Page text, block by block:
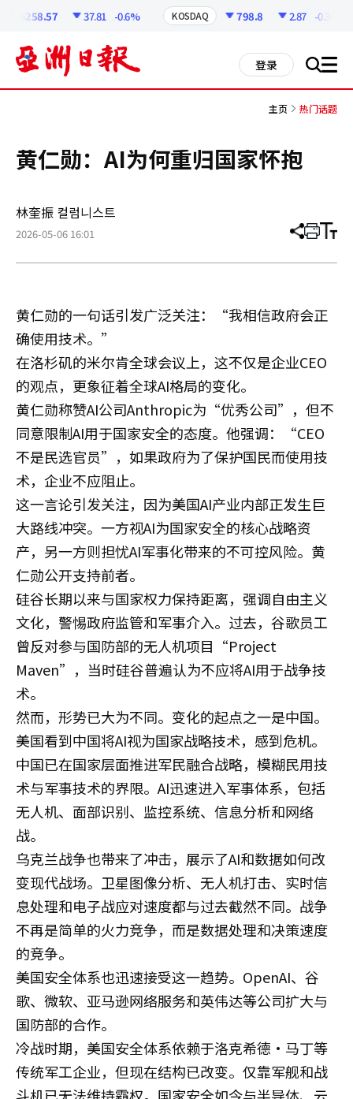
6258.57 37.81 -0.6% KOSDAQ 798.8 2.87 -0.36%
登录 搜 all
主页 热门话题
黄仁勋：AI为何重归国家怀抱
林奎振 컬럼니스트
2026-05-06 16:01 分
章
打 调
小
黄仁勋的一句话引发广泛关注：“我相信政府会正
确使用技术。”
在洛杉矶的米尔肯全球会议上，这不仅是企业CEO
的观点，更象征着全球AI格局的变化。
黄仁勋称赞AI公司Anthropic为“优秀公司”，但不
同意限制AI用于国家安全的态度。他强调：“CEO
不是民选官员”，如果政府为了保护国民而使用技
术，企业不应阻止。
这一言论引发关注，因为美国AI产业内部正发生巨
大路线冲突。一方视AI为国家安全的核心战略资
产，另一方则担忧AI军事化带来的不可控风险。黄
仁勋公开支持前者。
硅谷长期以来与国家权力保持距离，强调自由主义
文化，警惕政府监管和军事介入。过去，谷歌员工
曾反对参与国防部的无人机项目“Project
Maven”，当时硅谷普遍认为不应将AI用于战争技
术。
然而，形势已大为不同。变化的起点之一是中国。
美国看到中国将AI视为国家战略技术，感到危机。
中国已在国家层面推进军民融合战略，模糊民用技
术与军事技术的界限。AI迅速进入军事体系，包括
无人机、面部识别、监控系统、信息分析和网络
战。
乌克兰战争也带来了冲击，展示了AI和数据如何改
变现代战场。卫星图像分析、无人机打击、实时信
息处理和电子战应对速度都与过去截然不同。战争
不再是简单的火力竞争，而是数据处理和决策速度
的竞争。
美国安全体系也迅速接受这一趋势。OpenAI、谷
歌、微软、亚马逊网络服务和英伟达等公司扩大与
国防部的合作。
冷战时期，美国安全体系依赖于洛克希德·马丁等
传统军工企业，但现在结构已改变。仅靠军舰和战